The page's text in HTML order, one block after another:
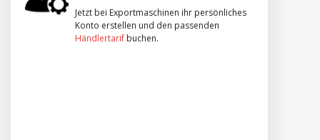
Jetzt bei Exportmaschinen ihr persönliches
Konto erstellen und den passenden
Händlertarif buchen.